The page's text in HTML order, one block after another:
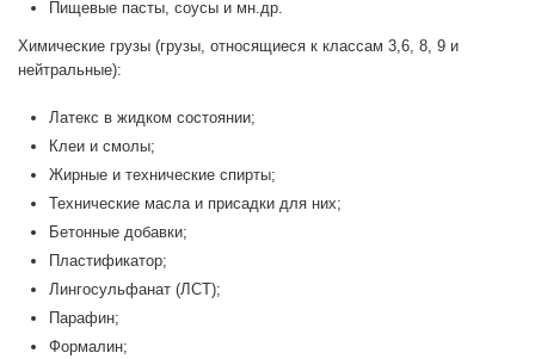
Пищевые пасты, соусы и мн.др.
Химические грузы (грузы, относящиеся к классам 3,6, 8, 9 и
нейтральные):
Латекс в жидком состоянии;
Клеи и смолы;
Жирные и технические спирты;
Технические масла и присадки для них;
Бетонные добавки;
Пластификатор;
Лингосульфанат (ЛСТ);
Парафин;
Формалин;